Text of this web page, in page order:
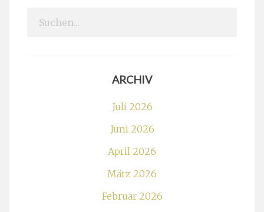
Search
ARCHIV
Juli 2026
Juni 2026
April 2026
März 2026
Februar 2026